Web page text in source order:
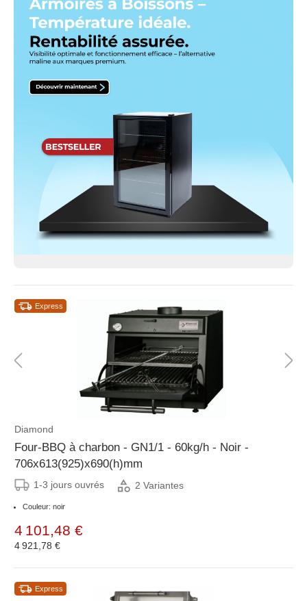
Express
Diamond
Four-BBQ à charbon - GN1/1 - 60kg/h - Noir -
706x613(925)x690(h)mm
1-3 jours ouvrés 2 Variantes
Couleur: noir
4 101,48 €
4 921,78 €
Express